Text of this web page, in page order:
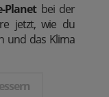
Planetbei der
jetzt, wie du
und das Klima